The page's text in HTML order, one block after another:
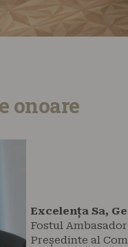
onoare
Excelența Sa,
Fostul
Președinte al